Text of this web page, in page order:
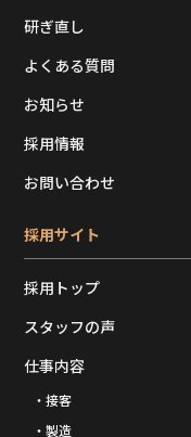
研ぎ直し
よくある質問
お知らせ
採用情報
お問い合わせ
採用サイト
採用トップ
スタッフの声
仕事内容
・接客
・製造